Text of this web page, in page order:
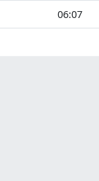
06:07